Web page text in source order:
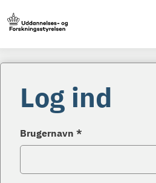
Log ind
Brugernavn *